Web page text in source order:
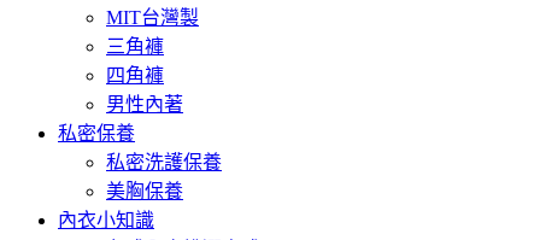
MIT台灣製
三角褲
四角褲
男性內著
私密保養
私密洗護保養
美胸保養
內衣小知識